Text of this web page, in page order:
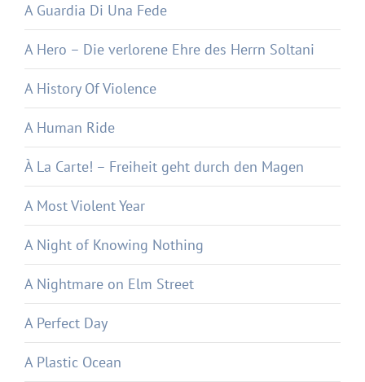
A Guardia Di Una Fede
A Hero – Die verlorene Ehre des Herrn Soltani
A History Of Violence
A Human Ride
À La Carte! – Freiheit geht durch den Magen
A Most Violent Year
A Night of Knowing Nothing
A Nightmare on Elm Street
A Perfect Day
A Plastic Ocean